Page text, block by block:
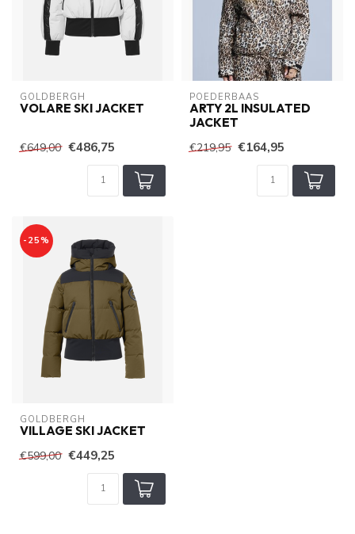
GOLDBERGH
VOLARE SKI JACKET
€649,00 €486,75
POEDERBAAS
ARTY 2L INSULATED
JACKET
€219,95 €164,95
-25%
GOLDBERGH
VILLAGE SKI JACKET
€599,00 €449,25